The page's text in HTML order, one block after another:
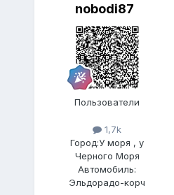
nobodi87
Пользователи
1,7k
Город:У моря , у
Черного Моря
Автомобиль:
Эльдорадо-корч